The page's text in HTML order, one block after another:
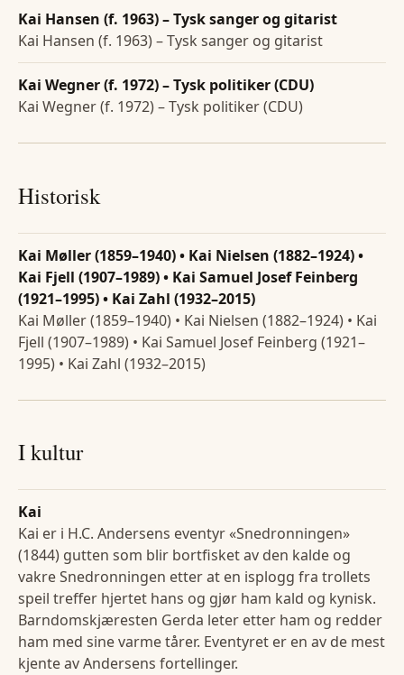
Kai Hansen (f. 1963) – Tysk sanger og gitarist
Kai Hansen (f. 1963) – Tysk sanger og gitarist
Kai Wegner (f. 1972) – Tysk politiker (CDU)
Kai Wegner (f. 1972) – Tysk politiker (CDU)
Historisk
Kai Møller (1859–1940) • Kai Nielsen (1882–1924) •
Kai Fjell (1907–1989) • Kai Samuel Josef Feinberg
(1921–1995) • Kai Zahl (1932–2015)
Kai Møller (1859–1940) • Kai Nielsen (1882–1924) • Kai
Fjell (1907–1989) • Kai Samuel Josef Feinberg (1921–
1995) • Kai Zahl (1932–2015)
I kultur
Kai
Kai er i H.C. Andersens eventyr «Snedronningen»
(1844) gutten som blir bortfisket av den kalde og
vakre Snedronningen etter at en isplogg fra trollets
speil treffer hjertet hans og gjør ham kald og kynisk.
Barndomskjæresten Gerda leter etter ham og redder
ham med sine varme tårer. Eventyret er en av de mest
kjente av Andersens fortellinger.